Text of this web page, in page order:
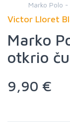
Marko Polo
Victor Lloret
Marko
otkrio
9,90 €